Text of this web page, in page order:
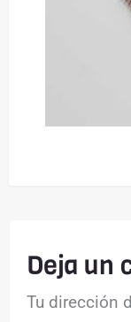
Deja un
Tu dirección